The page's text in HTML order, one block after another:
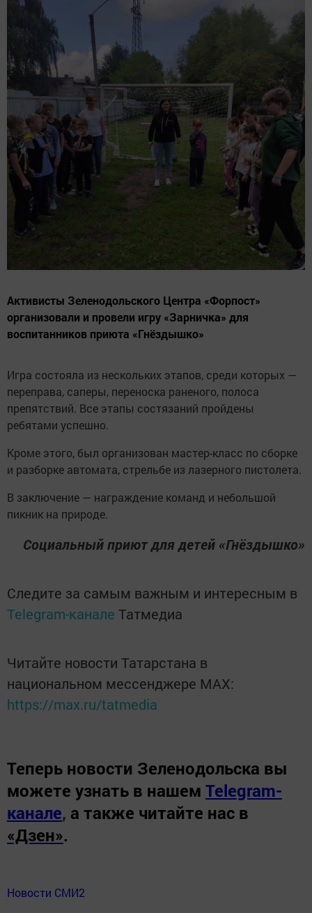
Активисты Зеленодольского Центра «Форпост»
организовали и провели игру «Зарничка» для
воспитанников приюта «Гнёздышко»
Игра состояла из нескольких этапов, среди которых —
переправа, саперы, переноска раненого, полоса
препятствий. Все этапы состязаний пройдены
ребятами успешно.
Кроме этого, был организован мастер-класс по сборке
и разборке автомата, стрельбе из лазерного пистолета.
В заключение — награждение команд и небольшой
пикник на природе.
Социальный приют для детей «Гнёздышко»
Следите за самым важным и интересным в
Telegram-канале Татмедиа
Читайте новости Татарстана в
национальном мессенджере MАХ:
https://max.ru/tatmedia
Теперь новости Зеленодольска вы
можете узнать в нашем Telegram-
канале, а также читайте нас в
«Дзен».
Новости СМИ2